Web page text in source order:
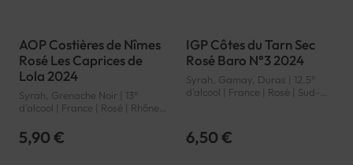
AOP Costières de Nîmes
Rosé Les Caprices de
Lola 2024
Syrah, Grenache Noir | 13°
d'alcool | France | Rosé | Rhône |
5,90 €
IGP Côtes du Tarn Sec
Rosé Baro N°3 2024
Syrah, Gamay, Duras | 12.5°
d'alcool | France | Rosé | Sud-
6,50 €